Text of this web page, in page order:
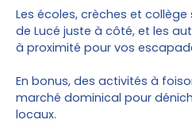
Les écoles, crèches et
de Lucé juste à côté, et les
à proximité pour vos
En bonus, des activités à
marché dominical pour
locaux.